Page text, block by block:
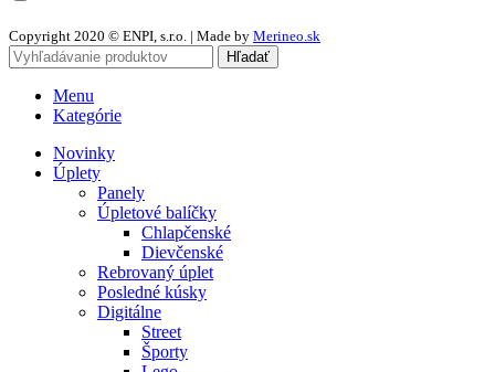
Copyright 2020 © ENPI, s.r.o. | Made by Merineo.sk
Hľadať
Menu
Kategórie
Novinky
Úplety
Panely
Úpletové balíčky
Chlapčenské
Dievčenské
Rebrovaný úplet
Posledné kúsky
Digitálne
Street
Športy